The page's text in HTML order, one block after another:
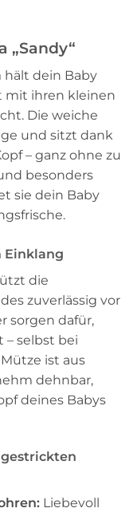
„Sandy“
hält dein Baby
mit ihren kleinen
Die weiche
und sitzt dank
– ganz ohne zu
besonders
sie dein Baby
Einklang
die
zuverlässig vor
sorgen dafür,
– selbst bei
ist aus
dehnbar,
deines Babys
Liebevoll